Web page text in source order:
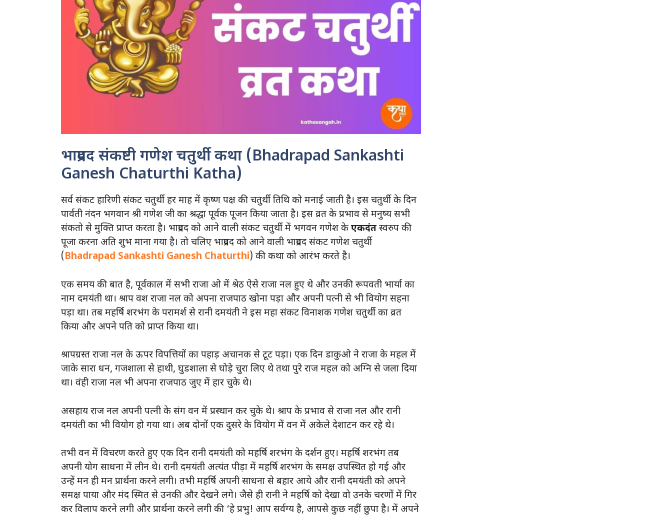
भाद्रपद संकष्टी गणेश चतुर्थी कथा (Bhadrapad Sankashti
Ganesh Chaturthi Katha)
सर्व संकट हारिणी संकट चतुर्थी हर माह में कृष्ण पक्ष की चतुर्थी तिथि को मनाई जाती है। इस चतुर्थी के दिन
पार्वती नंदन भगवान श्री गणेश जी का श्रद्धा पूर्वक पूजन किया जाता है। इस व्रत के प्रभाव से मनुष्य सभी
संकतो से मुक्ति प्राप्त करता है। भाद्रपद को आने वाली संकट चतुर्थी में भगवन गणेश के एकदंत स्वरुप की
पूजा करना अति शुभ माना गया है। तो चलिए भाद्रपद को आने वाली भाद्रपद संकट गणेश चतुर्थी
(Bhadrapad Sankashti Ganesh Chaturthi) की कथा को आरंभ करते है।
एक समय की बात है, पूर्वकाल में सभी राजा ओ में श्रेठ ऐसे राजा नल हुए थे और उनकी रूपवती भार्या का
नाम दमयंती था। श्राप वश राजा नल को अपना राजपाठ खोना पड़ा और अपनी पत्नी से भी वियोग सहना
पड़ा था। तब महर्षि शरभंग के परामर्श से रानी दमयंती ने इस महा संकट विनाशक गणेश चतुर्थी का व्रत
किया और अपने पति को प्राप्त किया था।
श्रापग्रस्त राजा नल के ऊपर विपत्तियों का पहाड़ अचानक से टूट पड़ा। एक दिन डाकुओ ने राजा के महल में
जाके सारा धन, गजशाला से हाथी, घुडशाला से घोड़े चुरा लिए थे तथा पुरे राज महल को अग्नि से जला दिया
था। वंही राजा नल भी अपना राजपाठ जुए में हार चुके थे।
असहाय राज नल अपनी पत्नी के संग वन में प्रस्थान कर चुके थे। श्राप के प्रभाव से राजा नल और रानी
दमयंती का भी वियोग हो गया था। अब दोनों एक दुसरे के वियोग में वन में अकेले देशाटन कर रहे थे।
तभी वन में विचरण करते हुए एक दिन रानी दमयंती को महर्षि शरभंग के दर्शन हुए। महर्षि शरभंग तब
अपनी योग साधना में लीन थे। रानी दमयंती अत्यंत पीड़ा में महर्षि शरभंग के समक्ष उपस्थित हो गई और
उन्हें मन ही मन प्रार्थना करने लगी। तभी महर्षि अपनी साधना से बहार आये और रानी दमयंती को अपने
समक्ष पाया और मंद स्मित से उनकी और देखने लगे। जैसे ही रानी ने महर्षि को देखा वो उनके चरणों में गिर
कर विलाप करने लगी और प्रार्थना करने लगी की ‘हे प्रभु! आप सर्वग्य है, आपसे कुछ नहीं छुपा है। में अपने